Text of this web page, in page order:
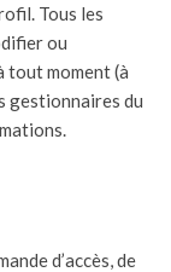
Tous les
ou
tout moment (à
gestionnaires du
d’accès, de